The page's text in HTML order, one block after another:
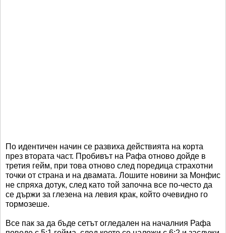
По идентичен начин се развиха действията на корта
през втората част. Пробивът на Рафа отново дойде в
третия гейм, при това отново след поредица страхотни
точки от страна и на двамата. Лошите новини за Монфис
не спряха дотук, след като той започна все по-често да
се държи за глезена на левия крак, който очевидно го
тормозеше.
Все пак за да бъде сетът огледален на началния Рафа